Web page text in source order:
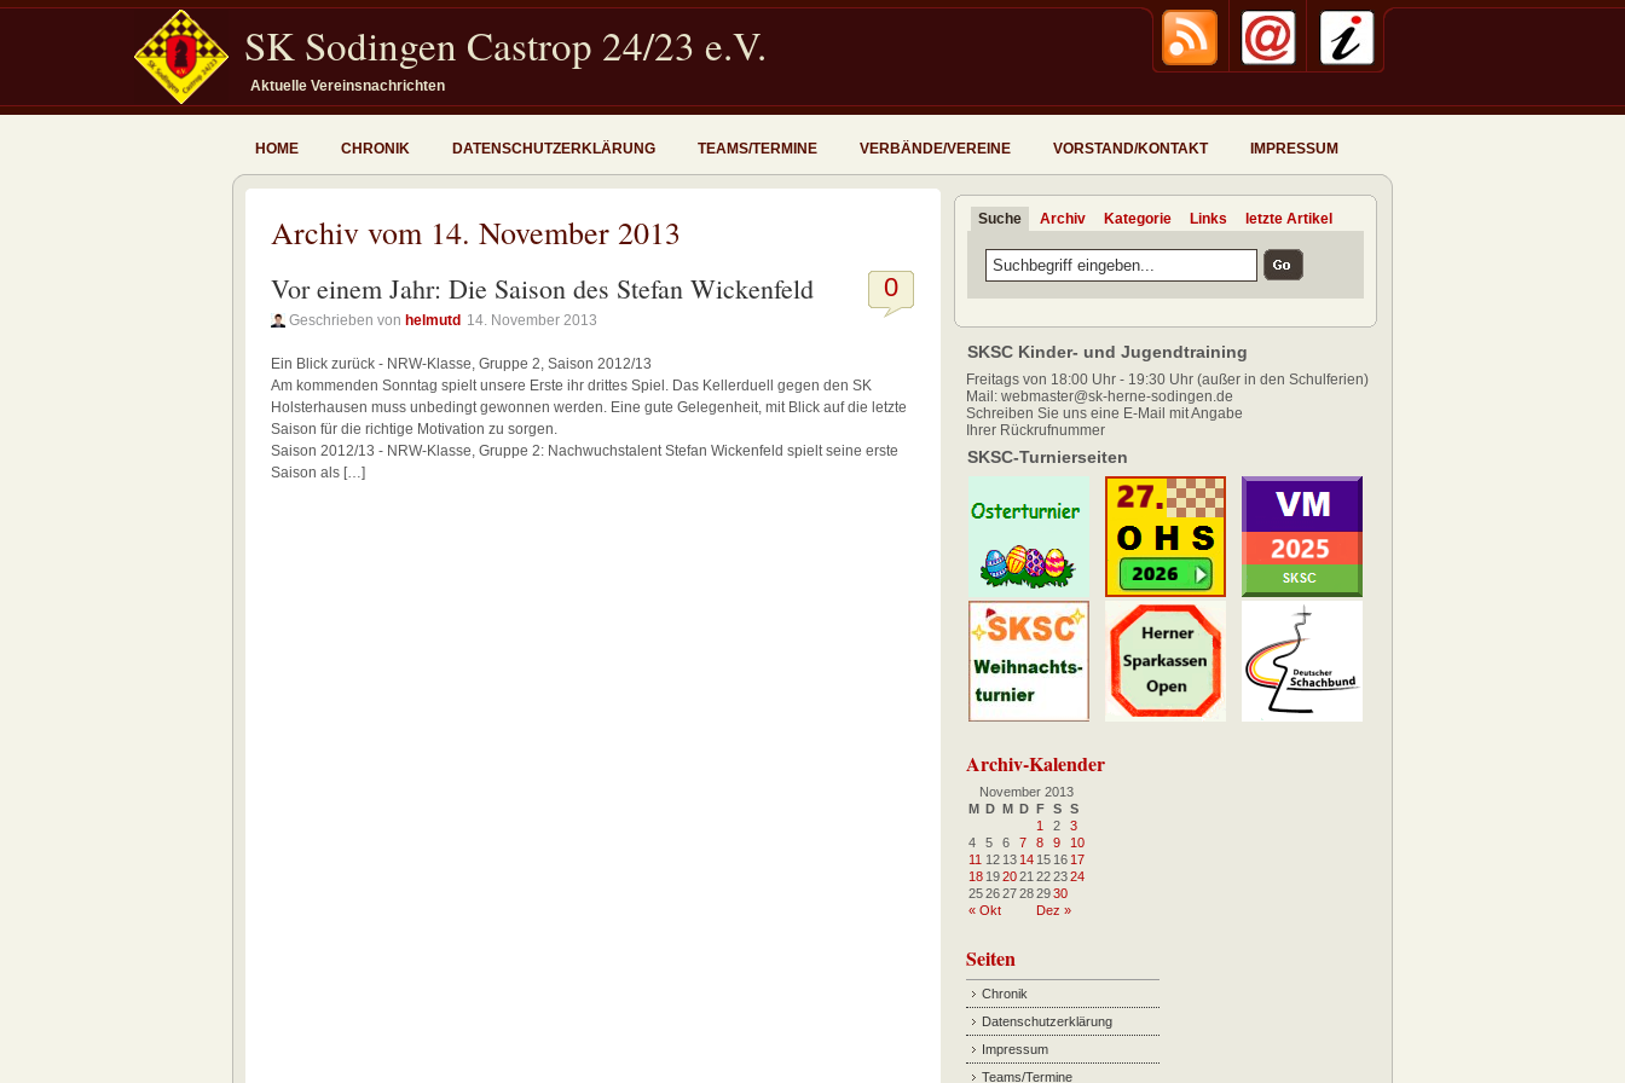
SK Sodingen Castrop 24/23 e.V.
Aktuelle Vereinsnachrichten
HOME CHRONIK DATENSCHUTZERKLÄRUNG TEAMS/TERMINE VERBÄNDE/VEREINE VORSTAND/KONTAKT IMPRESSUM
Archiv vom 14. November 2013
0
Vor einem Jahr: Die Saison des Stefan Wickenfeld
Geschrieben von helmutd 14. November 2013
Ein Blick zurück - NRW-Klasse, Gruppe 2, Saison 2012/13
Am kommenden Sonntag spielt unsere Erste ihr drittes Spiel. Das Kellerduell gegen den SK
Holsterhausen muss unbedingt gewonnen werden. Eine gute Gelegenheit, mit Blick auf die letzte
Saison für die richtige Motivation zu sorgen.
Saison 2012/13 - NRW-Klasse, Gruppe 2: Nachwuchstalent Stefan Wickenfeld spielt seine erste
Saison als […]
Suche Archiv Kategorie Links letzte Artikel
SKSC Kinder- und Jugendtraining
Freitags von 18:00 Uhr - 19:30 Uhr (außer in den Schulferien)
Mail: webmaster@sk-herne-sodingen.de
Schreiben Sie uns eine E-Mail mit Angabe
Ihrer Rückrufnummer
SKSC-Turnierseiten
Archiv-Kalender
November 2013
M D M D F S S
« Okt Dez »
1 2
3
4
5 6 7 8 9
10
11 12 13 14 15 16 17
18 192021 222324
252627282930
Seiten
Chronik
Datenschutzerklärung
Impressum
Teams/Termine